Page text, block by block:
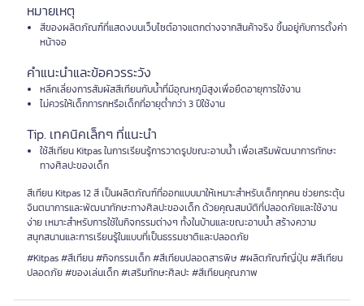
หมายเหตุ
สีของผลิตภัณฑ์ที่แสดงบนเว็บไซต์อาจแตกต่างจากสินค้าจริง ขึ้นอยู่กับการตั้งค่า
หน้าจอ
คำแนะนำและข้อควรระวัง
หลีกเลี่ยงการสัมผัสสีเทียนกับน้ำที่มีอุณหภูมิสูงเพื่อยืดอายุการใช้งาน
ไม่ควรให้เด็กทารกหรือเด็กที่อายุต่ำกว่า 3 ปีใช้งาน
Tip. เทคนิคเล็กๆ ที่แนะนำ
ใช้สีเทียน Kitpas ในการเรียนรู้การวาดรูปขณะอาบน้ำ เพื่อเสริมพัฒนาการทักษะ
ทางศิลปะของเด็ก
สีเทียน Kitpas 12 สี เป็นผลิตภัณฑ์ที่ออกแบบมาให้เหมาะสำหรับเด็กทุกคน ช่วยกระตุ้น
จินตนาการและพัฒนาทักษะทางศิลปะของเด็ก ด้วยคุณสมบัติที่ปลอดภัยและใช้งาน
ง่าย เหมาะสำหรับการใช้ในกิจกรรมต่างๆ ทั้งในบ้านและขณะอาบน้ำ สร้างความ
สนุกสนานและการเรียนรู้ในแบบที่เป็นธรรมชาติและปลอดภัย
#Kitpas #สีเทียน #กิจกรรมเด็ก #สีเทียนปลอดสารพิษ #ผลิตภัณฑ์ญี่ปุ่น #สีเทียน
ปลอดภัย #ของเล่นเด็ก #เสริมทักษะศิลปะ #สีเทียนคุณภาพ